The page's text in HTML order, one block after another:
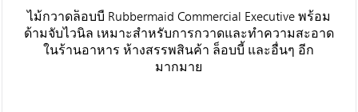
ไม้กวาดล็อบบี้ Rubbermaid Commercial Executive พร้อม
ด้ามจับไวนิล เหมาะสำหรับการกวาดและทำความสะอาด
ในร้านอาหาร ห้างสรรพสินค้า ล็อบบี้ และอื่นๆ อีก
มากมาย